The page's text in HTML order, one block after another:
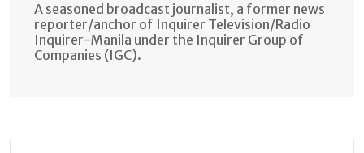
A seasoned broadcast journalist, a former news
reporter/anchor of Inquirer Television/Radio
Inquirer-Manila under the Inquirer Group of
Companies (IGC).